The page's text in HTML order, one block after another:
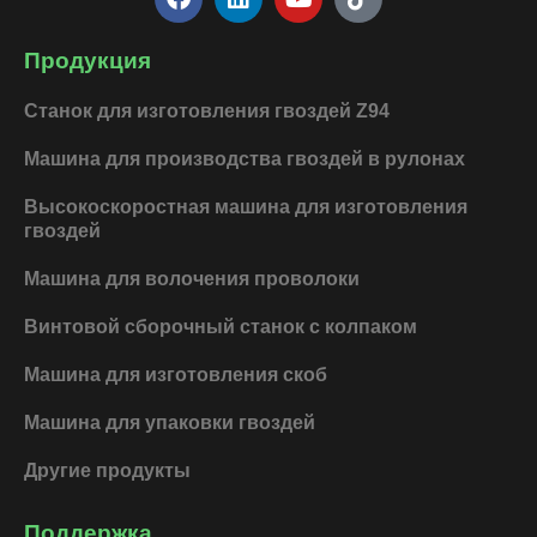
a
o
k
i
d
n
o
b
i
k
Продукция
Станок для изготовления гвоздей Z94
Машина для производства гвоздей в рулонах
Высокоскоростная машина для изготовления
гвоздей
Машина для волочения проволоки
Винтовой сборочный станок с колпаком
Машина для изготовления скоб
Машина для упаковки гвоздей
Другие продукты